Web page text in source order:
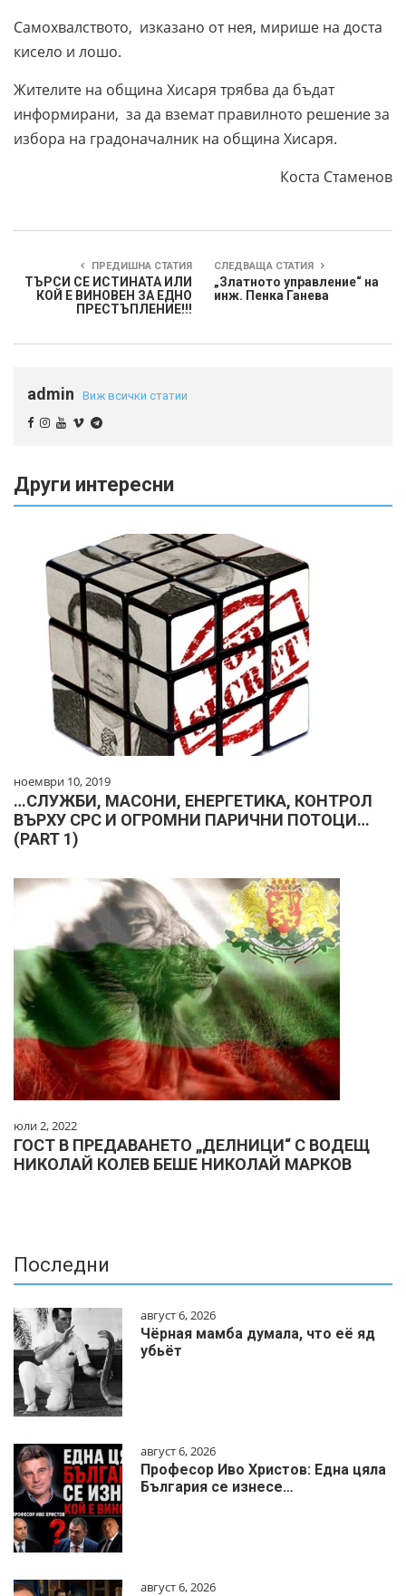
Самохвалството, изказано от нея, мирише на доста
кисело и лошо.
Жителите на община Хисаря трябва да бъдат
информирани, за да вземат правилното решение за
избора на градоначалник на община Хисаря.
Коста Стаменов
ПРЕДИШНА СТАТИЯ
ТЪРСИ СЕ ИСТИНАТА ИЛИ
КОЙ Е ВИНОВЕН ЗА ЕДНО
ПРЕСТЪПЛЕНИЕ!!!
СЛЕДВАЩА СТАТИЯ
„Златното управление“ на
инж. Пенка Ганева
admin Виж всички статии
Други интересни
ноември 10, 2019
…СЛУЖБИ, МАСОНИ, ЕНЕРГЕТИКА, КОНТРОЛ
ВЪРХУ СРС И ОГРОМНИ ПАРИЧНИ ПОТОЦИ…
(PART 1)
юли 2, 2022
ГОСТ В ПРЕДАВАНЕТО „ДЕЛНИЦИ“ С ВОДЕЩ
НИКОЛАЙ КОЛЕВ БЕШЕ НИКОЛАЙ МАРКОВ
Последни
август 6, 2026
Чёрная мамба думала, что её яд
убьёт
август 6, 2026
Професор Иво Христов: Една цяла
България се изнесе…
август 6, 2026